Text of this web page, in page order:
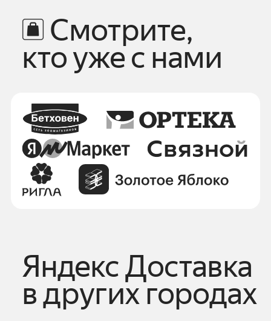
Смотрите,
кто уже с нами
Яндекс Доставка
в других городах